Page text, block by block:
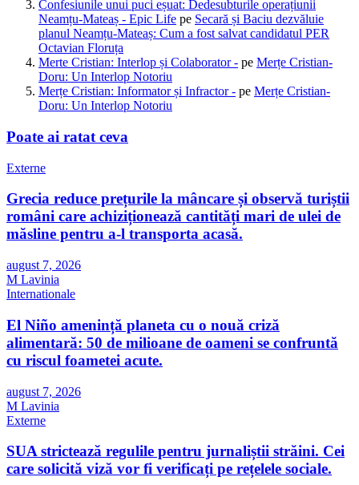
Confesiunile unui puci eșuat: Dedesubturile operațiunii
Neamțu-Mateaș - Epic Life pe Secară și Baciu dezvăluie
planul Neamțu-Mateaș: Cum a fost salvat candidatul PER
Octavian Floruța
Merte Cristian: Interlop și Colaborator - pe Merțe Cristian-
Doru: Un Interlop Notoriu
Merțe Cristian: Informator și Infractor - pe Merțe Cristian-
Doru: Un Interlop Notoriu
Poate ai ratat ceva
Externe
Grecia reduce prețurile la mâncare și observă turiștii
români care achiziționează cantități mari de ulei de
măsline pentru a-l transporta acasă.
august 7, 2026
M Lavinia
Internationale
El Niño amenință planeta cu o nouă criză
alimentară: 50 de milioane de oameni se confruntă
cu riscul foametei acute.
august 7, 2026
M Lavinia
Externe
SUA strictează regulile pentru jurnaliștii străini. Cei
care solicită viză vor fi verificați pe rețelele sociale.